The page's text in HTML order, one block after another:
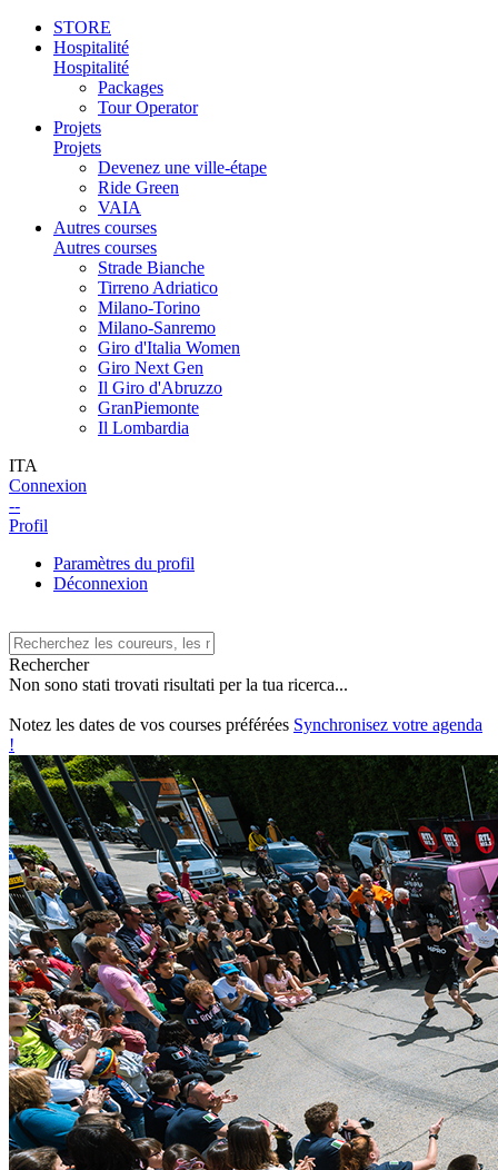
STORE
Hospitalité
Hospitalité
Packages
Tour Operator
Projets
Projets
Devenez une ville-étape
Ride Green
VAIA
Autres courses
Autres courses
Strade Bianche
Tirreno Adriatico
Milano-Torino
Milano-Sanremo
Giro d'Italia Women
Giro Next Gen
Il Giro d'Abruzzo
GranPiemonte
Il Lombardia
ITA
Connexion
--
Profil
Paramètres du profil
Déconnexion
Rechercher
Non sono stati trovati risultati per la tua ricerca...
Notez les dates de vos courses préférées Synchronisez votre agenda
!